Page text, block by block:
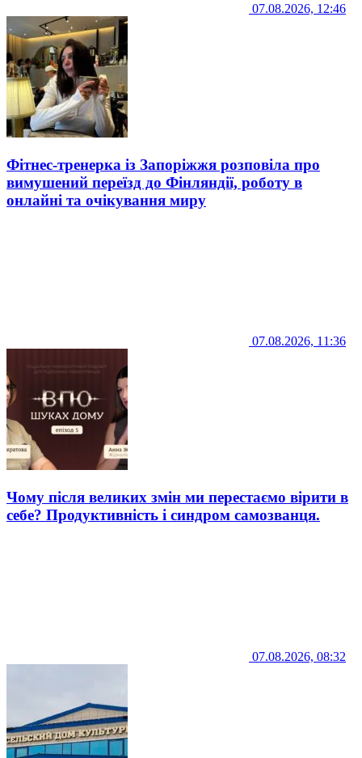
07.08.2026, 12:46
Фітнес-тренерка із Запоріжжя розповіла про
вимушений переїзд до Фінляндії, роботу в
онлайні та очікування миру
07.08.2026, 11:36
Чому після великих змін ми перестаємо вірити в
себе? Продуктивність і синдром самозванця.
07.08.2026, 08:32